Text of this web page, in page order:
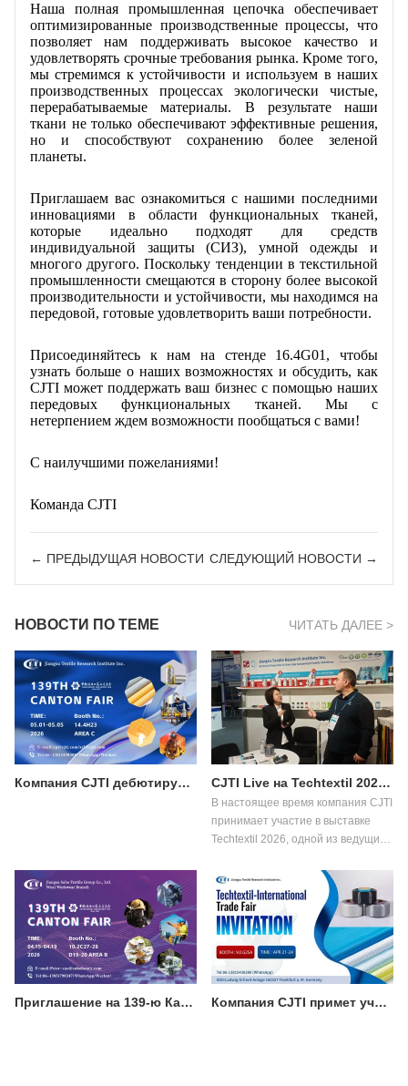
Наша полная промышленная цепочка обеспечивает
оптимизированные производственные процессы, что
позволяет нам поддерживать высокое качество и
удовлетворять срочные требования рынка. Кроме того,
мы стремимся к устойчивости и используем в наших
производственных процессах экологически чистые,
перерабатываемые материалы. В результате наши
ткани не только обеспечивают эффективные решения,
но и способствуют сохранению более зеленой
планеты.
Приглашаем вас ознакомиться с нашими последними
инновациями в области функциональных тканей,
которые идеально подходят для средств
индивидуальной защиты (СИЗ), умной одежды и
многого другого. Поскольку тенденции в текстильной
промышленности смещаются в сторону более высокой
производительности и устойчивости, мы находимся на
передовой, готовые удовлетворить ваши потребности.
Присоединяйтесь к нам на стенде 16.4G01, чтобы
узнать больше о наших возможностях и обсудить, как
CJTI может поддержать ваш бизнес с помощью наших
передовых функциональных тканей. Мы с
нетерпением ждем возможности пообщаться с вами!
С наилучшими пожеланиями!
Команда CJTI
← ПРЕДЫДУЩАЯ HОВОСТИ СЛЕДУЮЩИЙ HОВОСТИ →
НОВОСТИ ПО ТЕМЕ ЧИТАТЬ ДАЛЕЕ >
Компания CJTI дебютирует на 139-й Кантонской ярмарке, этап 3: представление инновационных функциональных текстильных решений покупателям по всему миру. CJTI Live на Techtextil 2026: демонстрация инноваций в области функционального текстиля.
В настоящее время компания CJTI
принимает участие в выставке
Techtextil 2026, одной из ведущих
текстильных и нетканых
материалов, которая пройдет с 21
по 24 апреля 2026 года во
Франкфурте-на-Майне.
Приглашение на 139-ю Кантонскую ярмарку: познакомьтесь с профессиональными решениями CJTI в области защитной рабочей одежды. Компания CJTI примет участие в выставке Techtextil 2026 во Франкфурте.